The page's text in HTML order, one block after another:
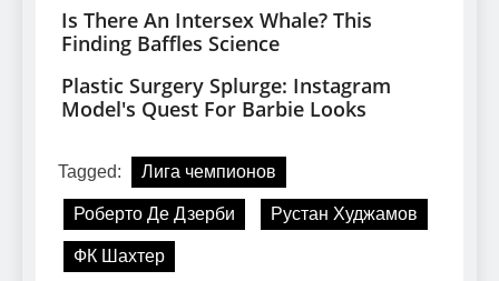
Tagged: Лига чемпионов
Роберто Де Дзерби Рустан Худжамов
ФК Шахтер